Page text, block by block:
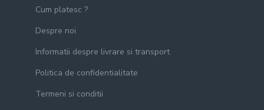
Cum platesc ?
Despre noi
Informatii despre livrare si transport
Politica de confidentialitate
Termeni si conditii